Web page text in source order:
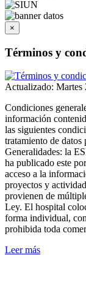
×
Términos y
Actualizado: Martes
Condiciones
información
las siguientes
tratamiento de datos
Generalidades: la
ha publicado este
acceso a la
proyectos y
provienen de
Ley. El hospital
forma individual,
prohibida toda
Leer más